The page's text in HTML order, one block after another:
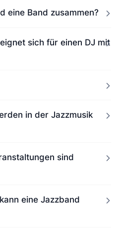
eine Band zusammen?
sich für einen DJ mit
in der Jazzmusik
sind
eine Jazzband